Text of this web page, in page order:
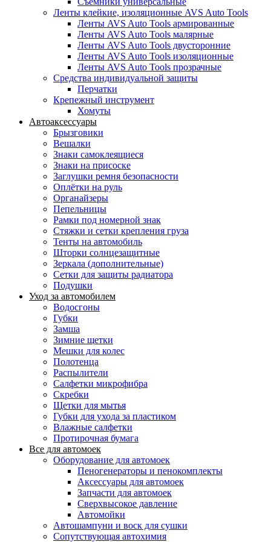
Ленты клейкие, изоляционные AVS Auto Tools
Ленты AVS Auto Tools армированные
Ленты AVS Auto Tools малярные
Ленты AVS Auto Tools двусторонние
Ленты AVS Auto Tools изоляционные
Ленты AVS Auto Tools прозрачные
Средства индивидуальной защиты
Перчатки
Крепежный инструмент
Хомуты
Автоаксессуары
Брызговики
Вешалки
Знаки самоклеящиеся
Знаки на присоске
Заглушки ремня безопасности
Оплётки на руль
Органайзеры
Пепельницы
Рамки под номерной знак
Стяжки и сетки крепления груза
Тенты на автомобиль
Шторки солнцезащитные
Зеркала (дополнительные)
Сетки для защиты радиатора
Подушки
Уход за автомобилем
Водосгоны
Губки
Замша
Зимние щетки
Мешки для колес
Полотенца
Распылители
Салфетки микрофибра
Скребки
Щетки для мытья
Губки для ухода за пластиком
Влажные салфетки
Протирочная бумага
Все для автомоек
Оборудование для автомоек
Пеногенераторы и пенокомплекты
Аксессуары для автомоек
Запчасти для автомоек
Сверхвысокое давление
Автомойки
Автошампуни и воск для сушки
Сопутствующая автохимия